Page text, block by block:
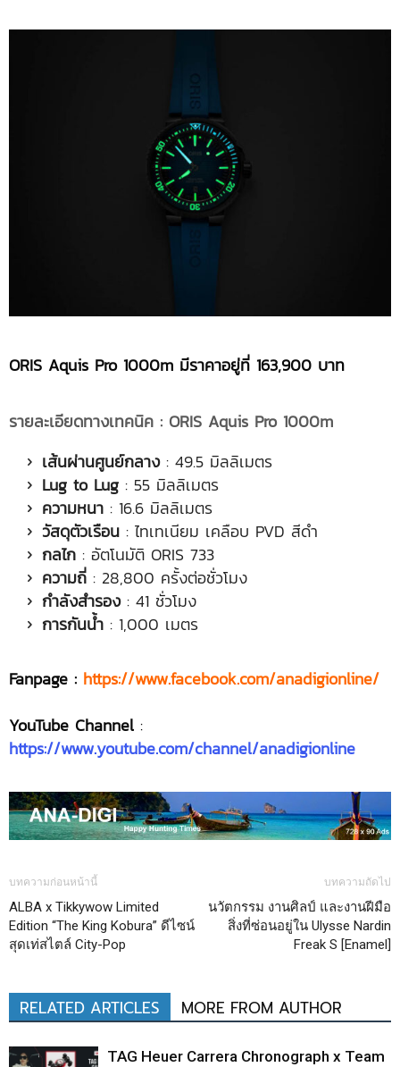
ORIS Aquis Pro 1000m มีราคาอยู่ที่ 163,900 บาท
รายละเอียดทางเทคนิค : ORIS Aquis Pro 1000m
เส้นผ่านศูนย์กลาง: 49.5 มิลลิเมตร
Lug to Lug : 55 มิลลิเมตร
ความหนา : 16.6 มิลลิเมตร
วัสดุตัวเรือน : ไทเทเนียม เคลือบ PVD สีดำ
กลไก : อัตโนมัติ ORIS 733
ความถี่ : 28,800 ครั้งต่อชั่วโมง
กำลังสำรอง: 41 ชั่วโมง
การกันน้ำ : 1,000 เมตร
Fanpage : https://www.facebook.com/anadigionline/
YouTube Channel :
https://www.youtube.com/channel/anadigionline
บทความก่อนหน้านี้
ALBA x Tikkywow Limited
Edition “The King Kobura” ดีไซน์
สุดเท่สไตล์ City-Pop
บทความถัดไป
นวัตกรรม งานศิลป์ และงานฝีมือ
สิ่งที่ซ่อนอยู่ใน Ulysse Nardin
Freak S [Enamel]
RELATED ARTICLES MORE FROM AUTHOR
TAG Heuer Carrera Chronograph x Team